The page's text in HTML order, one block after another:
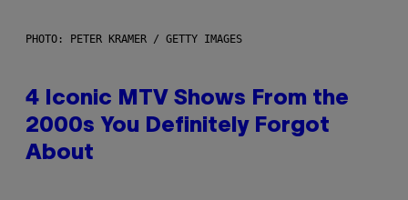
PHOTO: PETER KRAMER / GETTY IMAGES
4 Iconic MTV Shows From the
2000s You Definitely Forgot
About